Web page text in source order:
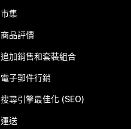
市集
商品評價
追加銷售和套裝組合
電子郵件行銷
搜尋引擎最佳化 (SEO)
運送